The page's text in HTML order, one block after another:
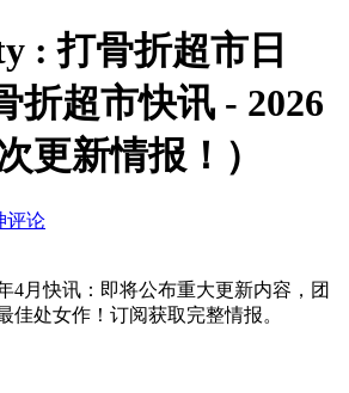
: 打骨折超市日
折超市快讯 - 2026
更新情报！）
评论
4月快讯：即将公布重大更新内容，团
佳处女作！订阅获取完整情报。